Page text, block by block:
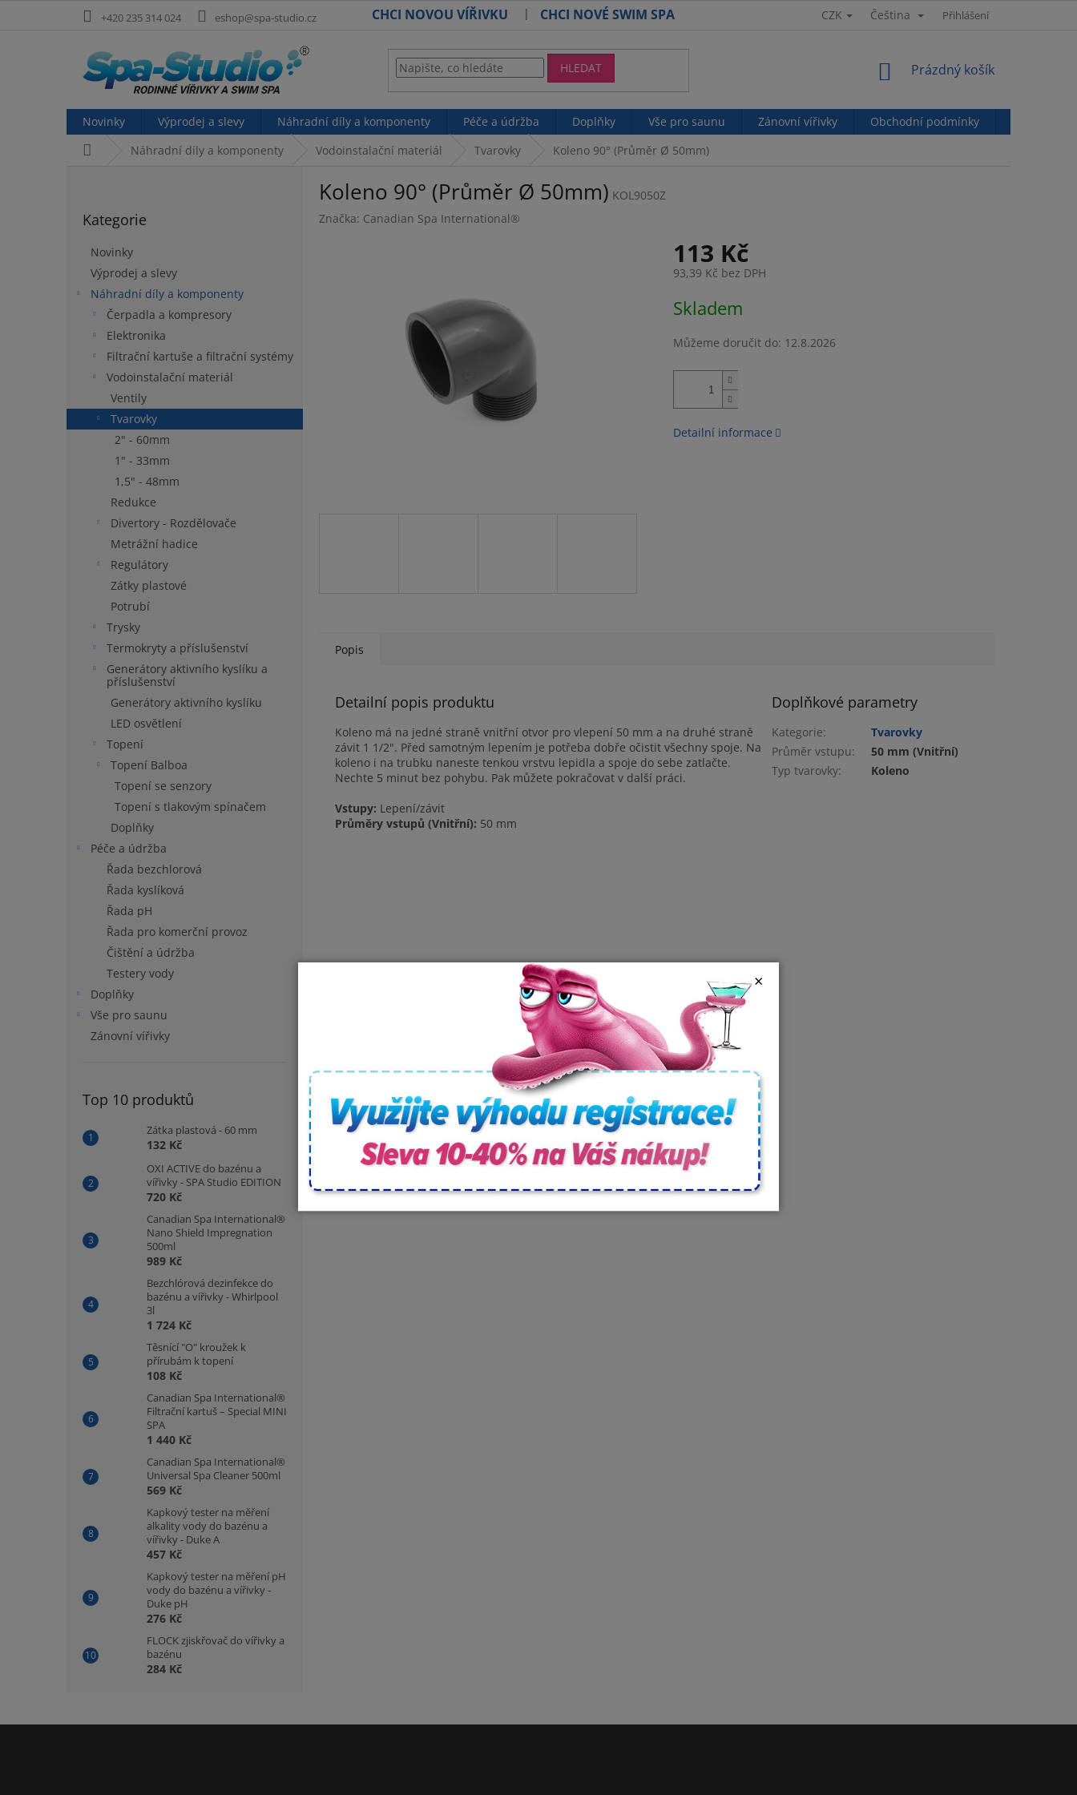
×
+420 235 314 024 eshop@spa-studio.cz CHCI NOVOU VÍŘIVKU CHCI NOVÉ SWIM SPA CZK Čeština Přihlášení
HLEDAT
NÁKUPNÍ
Prázdný košík
Novinky Výprodej a slevy Náhradní díly a komponenty Péče a údržba Doplňky Vše pro saunu Zánovní vířivky Obchodní podmínky
Náhradní díly a komponenty Vodoinstalační materiál Tvarovky Koleno 90° (Průměr Ø 50mm)
l
kategorie
Kategorie
Novinky
Výprodej a slevy
Náhradní díly a komponenty
Čerpadla a kompresory
Elektronika
Filtrační kartuše a filtrační systémy
Vodoinstalační materiál
Ventily
Tvarovky
2" - 60mm
1" - 33mm
1,5" - 48mm
Redukce
Divertory - Rozdělovače
Metrážní hadice
Regulátory
Zátky plastové
Potrubí
Trysky
Termokryty a příslušenství
Generátory aktivního kyslíku a
příslušenství
Generátory aktivního kyslíku
LED osvětlení
Topení
Topení Balboa
Topení se senzory
Topení s tlakovým spínačem
Doplňky
Péče a údržba
Řada bezchlorová
Řada kyslíková
Řada pH
Řada pro komerční provoz
Čištění a údržba
Testery vody
Doplňky
Vše pro saunu
Zánovní vířivky
Top 10 produktů
Zátka plastová - 60 mm
132 Kč
OXI ACTIVE do bazénu a
vířivky - SPA Studio EDITION
720 Kč
Canadian Spa International®
Nano Shield Impregnation
500ml
989 Kč
Bezchlórová dezinfekce do
bazénu a vířivky - Whirlpool
3l
1 724 Kč
Těsnící "O" kroužek k
přírubám k topení
108 Kč
Canadian Spa International®
Filtrační kartuš – Special MINI
SPA
1 440 Kč
Canadian Spa International®
Universal Spa Cleaner 500ml
569 Kč
Kapkový tester na měření
alkality vody do bazénu a
vířivky - Duke A
457 Kč
Kapkový tester na měření pH
vody do bazénu a vířivky -
Duke pH
276 Kč
FLOCK zjiskřovač do vířivky a
bazénu
284 Kč
Koleno 90° (Průměr Ø 50mm) KOL9050Z
Značka: Canadian Spa International®
113 Kč
93,39 Kč bez DPH
cena:
Skladem
Můžeme doručit do: 12.8.2026
Detailní informace
Popis
Detailní popis produktu
Koleno má na jedné straně vnitřní otvor pro vlepení 50 mm a na druhé straně
závit 1 1/2". Před samotným lepením je potřeba dobře očistit všechny spoje. Na
koleno i na trubku naneste tenkou vrstvu lepidla a spoje do sebe zatlačte.
Nechte 5 minut bez pohybu. Pak můžete pokračovat v další práci.
Vstupy: Lepení/závit
Průměry vstupů (Vnitřní): 50 mm
Doplňkové parametry
Kategorie:
Tvarovky
Průměr vstupu:
50 mm (Vnitřní)
Typ tvarovky: Koleno